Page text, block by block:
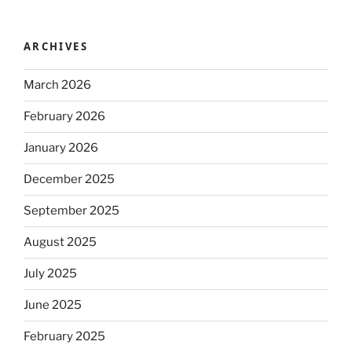
ARCHIVES
March 2026
February 2026
January 2026
December 2025
September 2025
August 2025
July 2025
June 2025
February 2025